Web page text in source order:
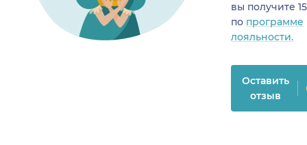
вы получите
по программе
лояльности.
Оставить
отзыв